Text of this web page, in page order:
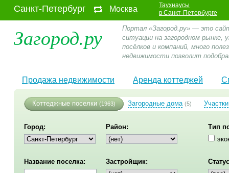
Санкт-Петербург Москва
Таухнаусы
в Санкт-Петербурге
Загород.ру
Портал «Загород.ру» — это
ситуации на загородном
посёлков и компаний, много
недвижимости позволит
Продажа недвижимости Аренда коттеджей
Коттеджные поселки (1963) Загородные дома (5) Участки
Город: Район:
Тип
Название поселка: Застройщик: